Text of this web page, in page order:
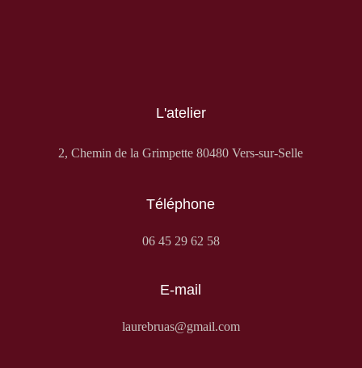
L'atelier
2, Chemin de la Grimpette 80480 Vers-sur-Selle
Téléphone
06 45 29 62 58
E-mail
laurebruas@gmail.com